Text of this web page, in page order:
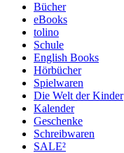
Bücher
eBooks
tolino
Schule
English Books
Hörbücher
Spielwaren
Die Welt der Kinder
Kalender
Geschenke
Schreibwaren
SALE²